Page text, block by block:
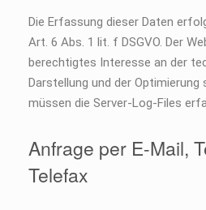
Die Erfassung dieser Daten
Art. 6 Abs. 1 lit. f DSGVO. Der
berechtigtes Interesse an der
Darstellung und der Optimierung
müssen die Server-Log-Files
Anfrage per E-Mail,
Telefax